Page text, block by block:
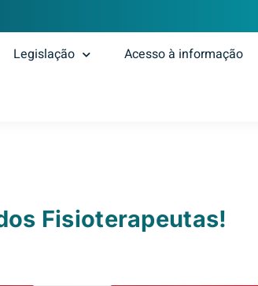
Legislação Acesso à informação
Fisioterapeutas!